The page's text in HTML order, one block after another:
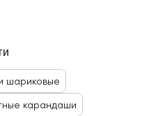
шариковые
карандаши